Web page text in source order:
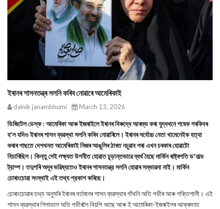
ইৰানৰ শাসনতন্ত্ৰ সলনি কৰিব নোৱাৰে আমেৰিকাই
dainik janambhumi March 13, 2026
ডিজিটেল ডেস্ক : আমেৰিকা আৰু ইজৰাইলে ইৰানৰ বিৰুদ্ধে আৰম্ভ কৰা যুদ্ধখনে পষেক গৰকিবৰ
হ'ল যদিও ইৰানৰ শাসন ব্যৱস্থা সলনি কৰিব নোৱাৰিলে। ইৰানৰ সৰ্বোচ্চ নেতা খামেনেইক হত্যা
কৰাৰ পাছতে দেশখনত আমেৰিকাই নিজৰ আঙুলিৰ ঠাৰত নচুৱাব পৰা এখন চৰকাৰ হোৱাটো
বিচাৰিছিল। কিন্তু সেই লক্ষ্যত উপনীত হোৱাত চূড়ান্তভাৱে ব্যর্থ হৈছে মার্কিন ৰাষ্ট্ৰপতি ড'নাল্ড
ট্রাম্প। তদুপৰি অদূৰ ভৱিষ্যতেও ইৰানৰ শাসনতন্ত্র সলনি হোৱাৰ সম্ভাৱনা নাই। মার্কিন
চোৰাংচোৱা সংস্থাই এই তথ্য প্রকাশ কৰিছে।
চোৰাংচোৱাৰ তথ্য অনুসৰি ইৰানৰ বৰ্তমানৰ শাসন ব্যৱস্থাৰ গাঁথনি অতি গভীৰ আৰু শক্তিশালী। এই
শাসন ব্যৱস্থাৰ শিপাডাল অতি গভীৰলৈ বিয়পি আছে আৰু ই আমেৰিকা-ইজৰাইলৰ আক্ৰমণত